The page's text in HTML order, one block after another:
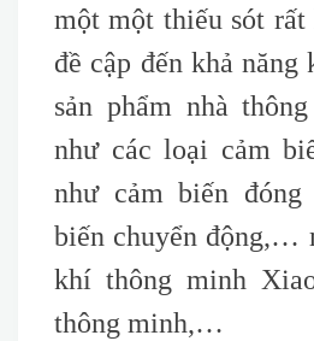
một một thiếu sót rất
đề cập đến khả
sản phẩm nhà
như các loại cảm
như cảm biến
biến chuyển động,…
khí thông minh
thông minh,…